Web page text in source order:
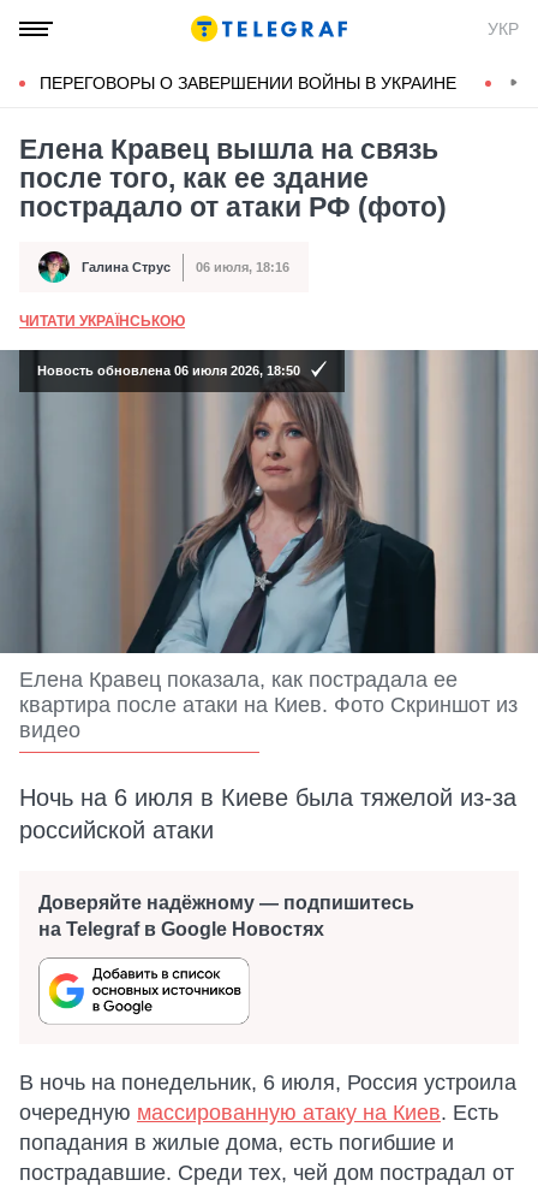
УКР
ПЕРЕГОВОРЫ О ЗАВЕРШЕНИИ ВОЙНЫ В УКРАИНЕ
Елена Кравец вышла на связь
после того, как ее здание
пострадало от атаки РФ (фото)
Автор Галина Струс
Дата публикации 06 июля, 18:16
ЧИТАТИ УКРАЇНСЬКОЮ
Новость обновлена 06 июля 2026, 18:50
Елена Кравец показала, как пострадала ее
квартира после атаки на Киев. Фото Скриншот из
видео
Ночь на 6 июля в Киеве была тяжелой из-за
российской атаки
Доверяйте надёжному — подпишитесь
на Telegraf в Google Новостях
В ночь на понедельник, 6 июля, Россия устроила
очередную массированную атаку на Киев. Есть
попадания в жилые дома, есть погибшие и
пострадавшие. Среди тех, чей дом пострадал от